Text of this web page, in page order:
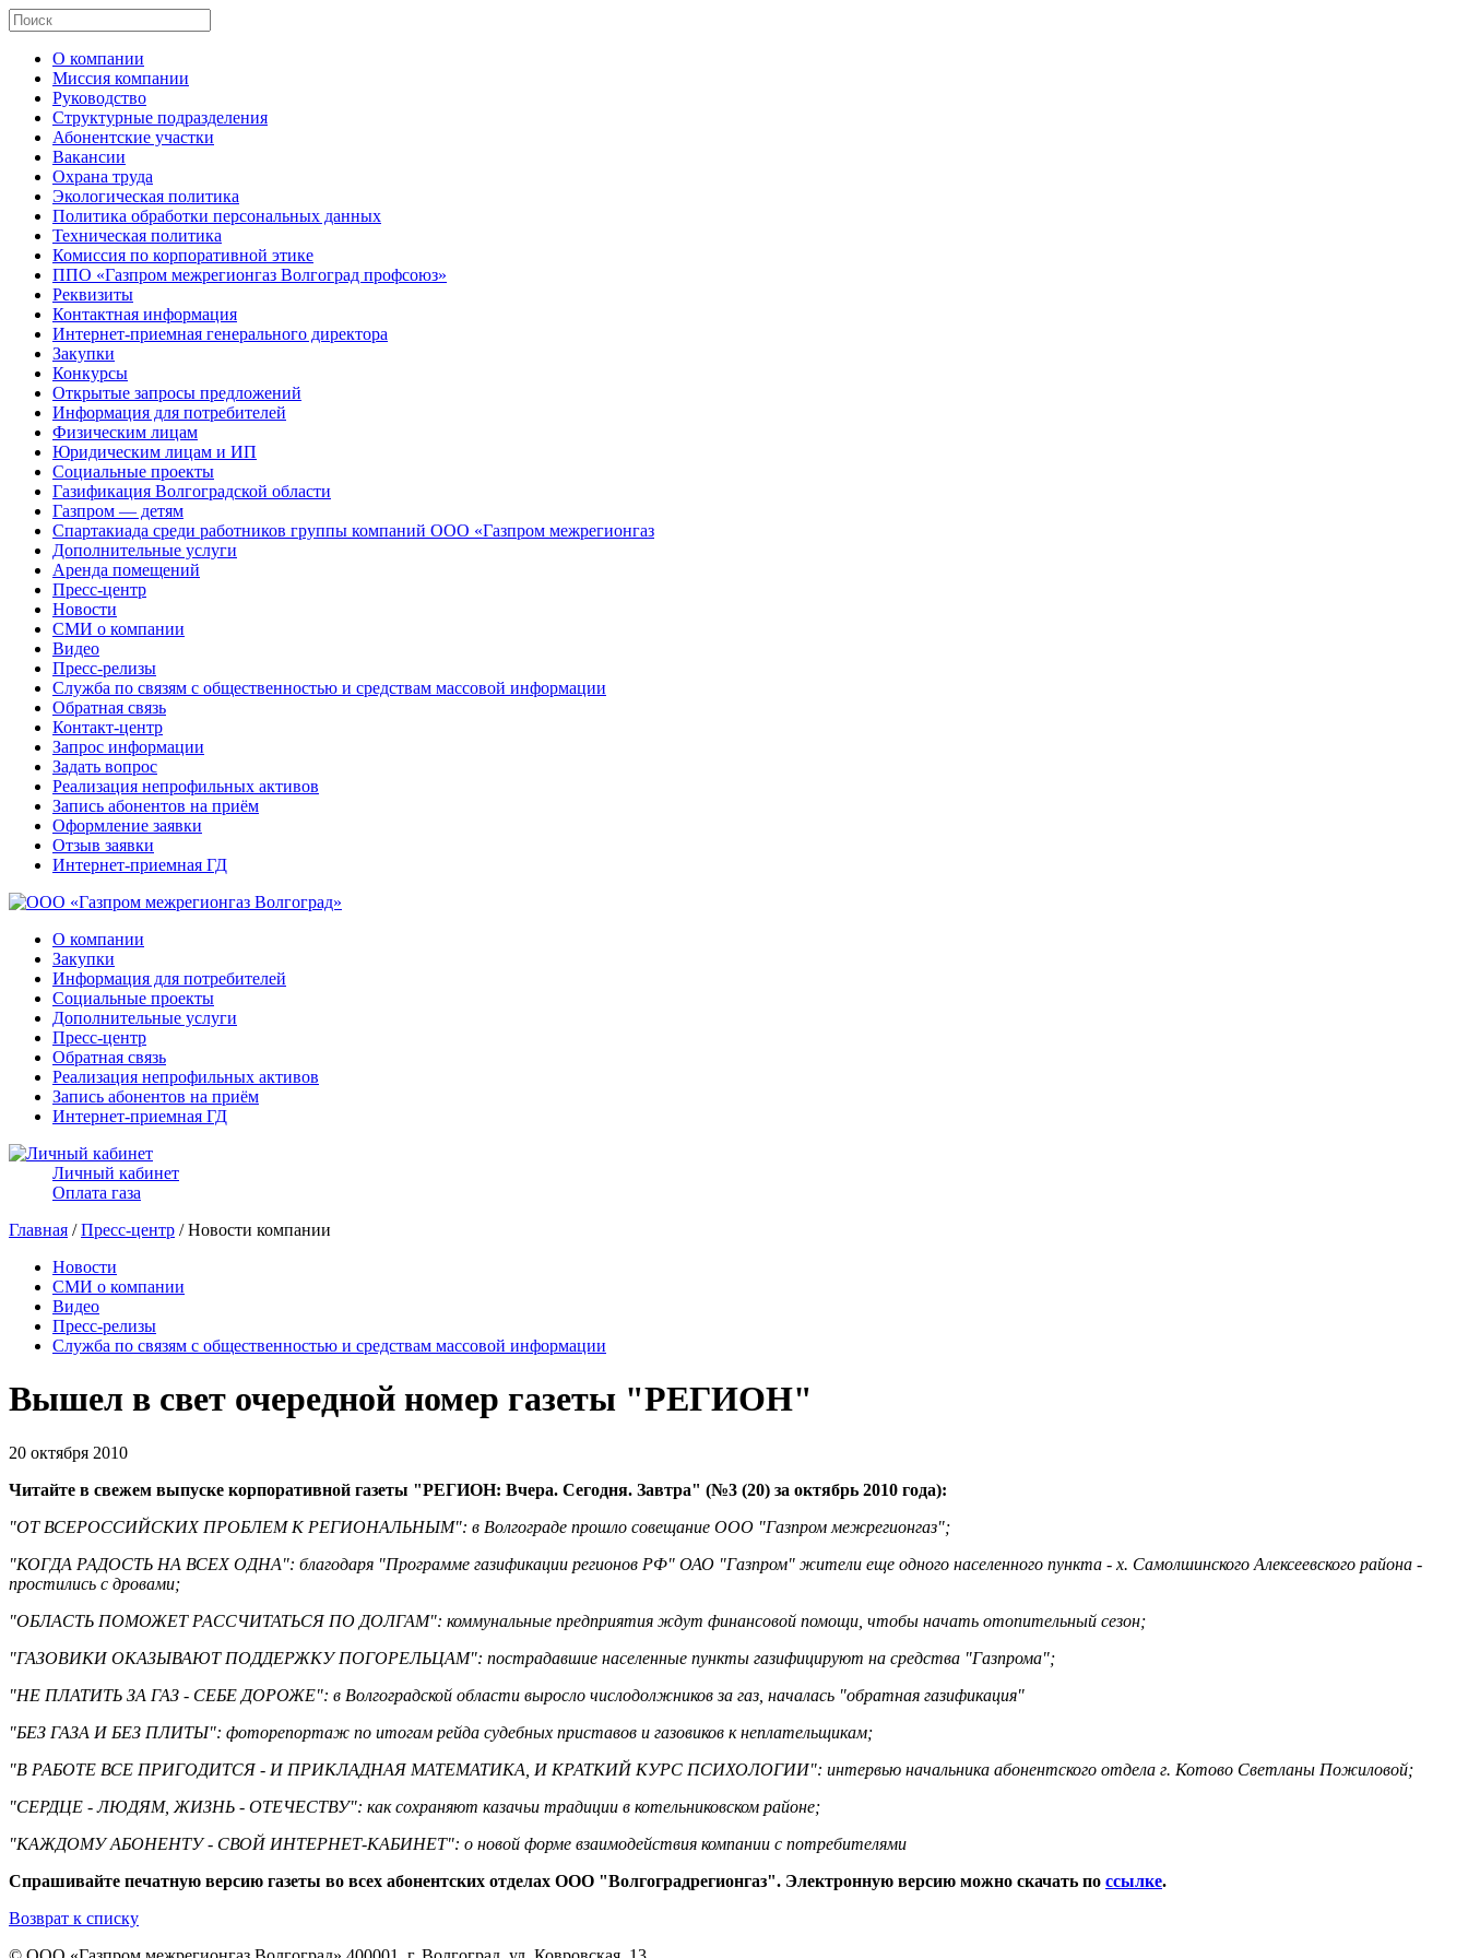
О компании
Миссия компании
Руководство
Структурные подразделения
Абонентские участки
Вакансии
Охрана труда
Экологическая политика
Политика обработки персональных данных
Техническая политика
Комиссия по корпоративной этике
ППО «Газпром межрегионгаз Волгоград профсоюз»
Реквизиты
Контактная информация
Интернет-приемная генерального директора
Закупки
Конкурсы
Открытые запросы предложений
Информация для потребителей
Физическим лицам
Юридическим лицам и ИП
Социальные проекты
Газификация Волгоградской области
Газпром — детям
Спартакиада среди работников группы компаний ООО «Газпром межрегионгаз
Дополнительные услуги
Аренда помещений
Пресс-центр
Новости
СМИ о компании
Видео
Пресс-релизы
Служба по связям с общественностью и средствам массовой информации
Обратная связь
Контакт-центр
Запрос информации
Задать вопрос
Реализация непрофильных активов
Запись абонентов на приём
Оформление заявки
Отзыв заявки
Интернет-приемная ГД
О компании
Закупки
Информация для потребителей
Социальные проекты
Дополнительные услуги
Пресс-центр
Обратная связь
Реализация непрофильных активов
Запись абонентов на приём
Интернет-приемная ГД
Личный кабинет
Оплата газа
Главная /Пресс-центр / Новости компании
Новости
СМИ о компании
Видео
Пресс-релизы
Служба по связям с общественностью и средствам массовой информации
Вышел в свет очередной номер газеты "РЕГИОН"
20 октября 2010
Читайте в свежем выпуске корпоративной газеты "РЕГИОН: Вчера. Сегодня. Завтра" (№3 (20) за октябрь 2010 года):
"ОТ ВСЕРОССИЙСКИХ ПРОБЛЕМ К РЕГИОНАЛЬНЫМ": в Волгограде прошло совещание ООО "Газпром межрегионгаз";
"КОГДА РАДОСТЬ НА ВСЕХ ОДНА": благодаря "Программе газификации регионов РФ" ОАО "Газпром" жители еще одного населенного пункта - х. Самолшинского Алексеевского района -
простились с дровами;
"ОБЛАСТЬ ПОМОЖЕТ РАССЧИТАТЬСЯ ПО ДОЛГАМ": коммунальные предприятия ждут финансовой помощи, чтобы начать отопительный сезон;
"ГАЗОВИКИ ОКАЗЫВАЮТ ПОДДЕРЖКУ ПОГОРЕЛЬЦАМ": пострадавшие населенные пункты газифицируют на средства "Газпрома";
"НЕ ПЛАТИТЬ ЗА ГАЗ - СЕБЕ ДОРОЖЕ": в Волгоградской области выросло числодолжников за газ, началась "обратная газификация"
"БЕЗ ГАЗА И БЕЗ ПЛИТЫ": фоторепортаж по итогам рейда судебных приставов и газовиков к неплательщикам;
"В РАБОТЕ ВСЕ ПРИГОДИТСЯ - И ПРИКЛАДНАЯ МАТЕМАТИКА, И КРАТКИЙ КУРС ПСИХОЛОГИИ": интервью начальника абонентского отдела г. Котово Светланы Пожиловой;
"СЕРДЦЕ - ЛЮДЯМ, ЖИЗНЬ - ОТЕЧЕСТВУ": как сохраняют казачьи традиции в котельниковском районе;
"КАЖДОМУ АБОНЕНТУ - СВОЙ ИНТЕРНЕТ-КАБИНЕТ": о новой форме взаимодействия компании с потребителями
Спрашивайте печатную версию газеты во всех абонентских отделах ООО "Волгоградрегионгаз". Электронную версию можно скачать по ссылке.
Возврат к списку